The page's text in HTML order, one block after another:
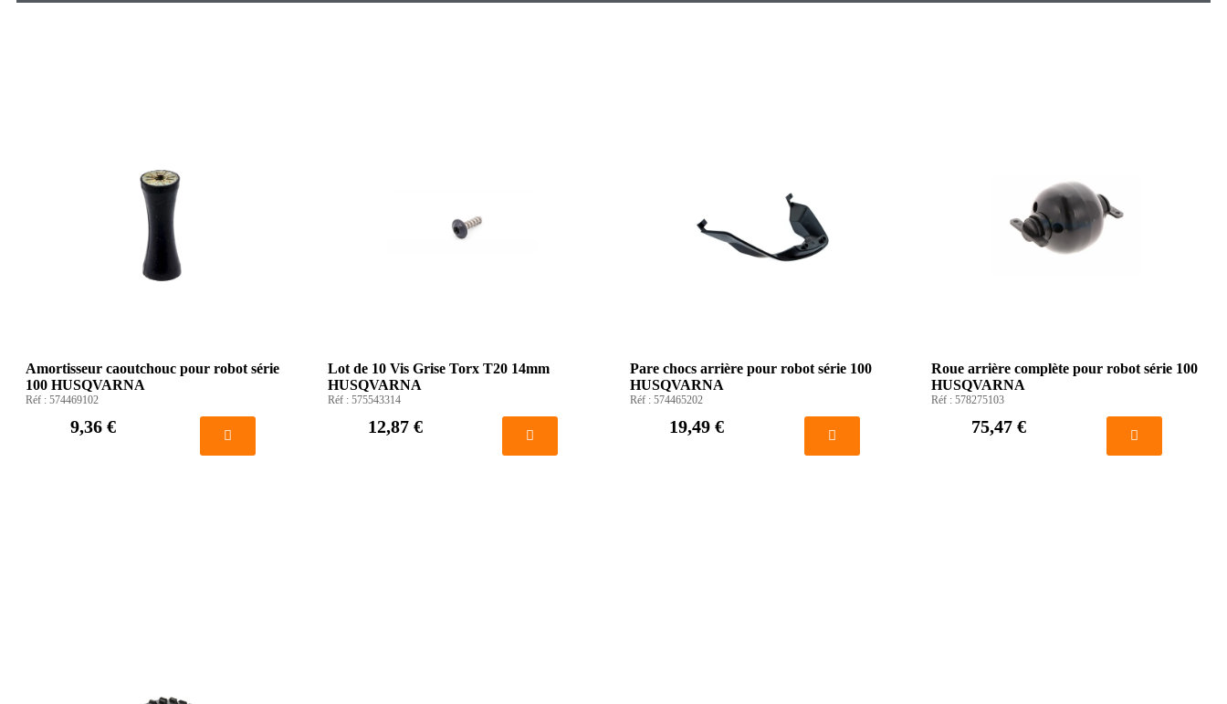
Amortisseur caoutchouc pour robot série
100 HUSQVARNA
Réf : 574469102
9,36 €
Lot de 10 Vis Grise Torx T20 14mm
HUSQVARNA
Réf : 575543314
12,87 €
Pare chocs arrière pour robot série 100
HUSQVARNA
Réf : 574465202
19,49 €
Roue arrière complète pour robot série 100
HUSQVARNA
Réf :578275103
75,47 €